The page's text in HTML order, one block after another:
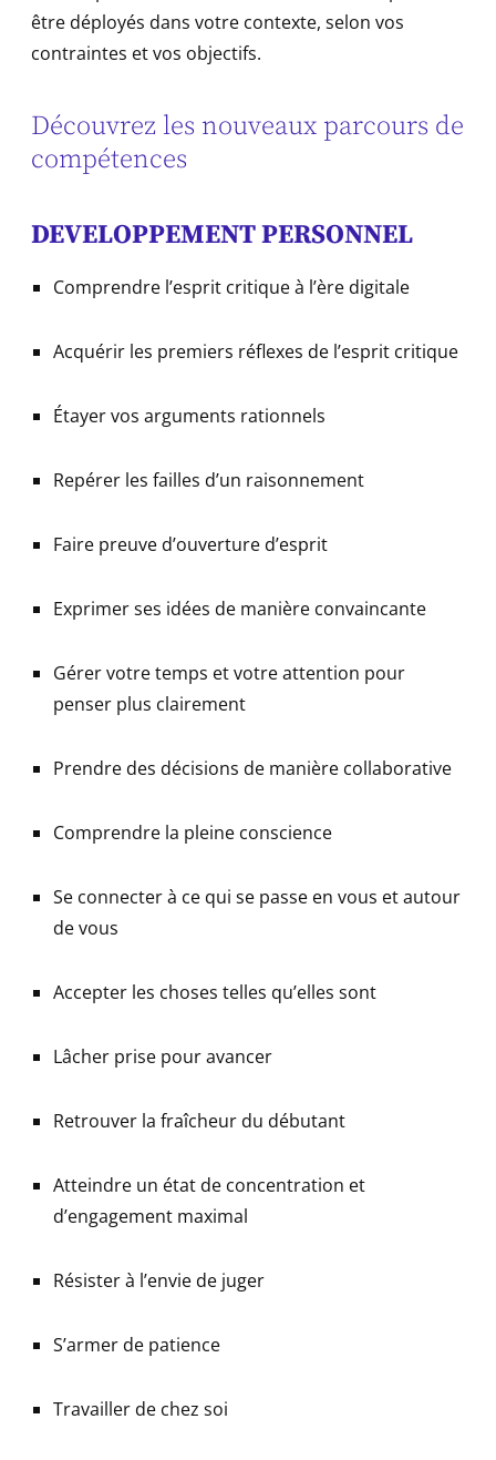
être déployés dans votre contexte, selon vos
contraintes et vos objectifs.
Découvrez les nouveaux parcours de
compétences
DEVELOPPEMENT PERSONNEL
Comprendre l’esprit critique à l’ère digitale
Acquérir les premiers réflexes de l’esprit critique
Étayer vos arguments rationnels
Repérer les failles d’un raisonnement
Faire preuve d’ouverture d’esprit
Exprimer ses idées de manière convaincante
Gérer votre temps et votre attention pour
penser plus clairement
Prendre des décisions de manière collaborative
Comprendre la pleine conscience
Se connecter à ce qui se passe en vous et autour
de vous
Accepter les choses telles qu’elles sont
Lâcher prise pour avancer
Retrouver la fraîcheur du débutant
Atteindre un état de concentration et
d’engagement maximal
Résister à l’envie de juger
S’armer de patience
Travailler de chez soi